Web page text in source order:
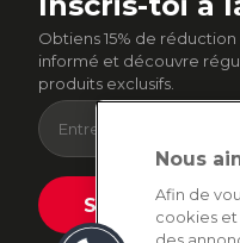
Obtiens 15% de
informé et découvre
produits exclusifs.
Soumettre
Nous
Afin de
cookies